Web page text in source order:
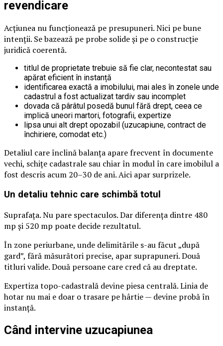
revendicare
Acțiunea nu funcționează pe presupuneri. Nici pe bune
intenții. Se bazează pe probe solide și pe o construcție
juridică coerentă.
titlul de proprietate trebuie să fie clar, necontestat sau
apărat eficient în instanță
identificarea exactă a imobilului, mai ales în zonele unde
cadastrul a fost actualizat tardiv sau incomplet
dovada că pârâtul posedă bunul fără drept, ceea ce
implică uneori martori, fotografii, expertize
lipsa unui alt drept opozabil (uzucapiune, contract de
închiriere, comodat etc.)
Detaliul care înclină balanța apare frecvent în documente
vechi, schițe cadastrale sau chiar în modul în care imobilul a
fost descris acum 20–30 de ani. Aici apar surprizele.
Un detaliu tehnic care schimbă totul
Suprafața. Nu pare spectaculos. Dar diferența dintre 480
mp și 520 mp poate decide rezultatul.
În zone periurbane, unde delimitările s-au făcut „după
gard”, fără măsurători precise, apar suprapuneri. Două
titluri valide. Două persoane care cred că au dreptate.
Expertiza topo-cadastrală devine piesa centrală. Linia de
hotar nu mai e doar o trasare pe hârtie — devine probă în
instanță.
Când intervine uzucapiunea